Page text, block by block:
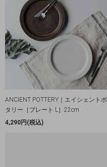
ANCIENT POTTERY｜エイシェントポ
タリー［プレート L］22cm
4,290円(税込)